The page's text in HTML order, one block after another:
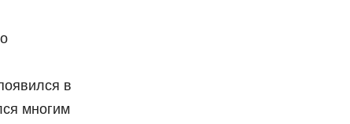
в
многим